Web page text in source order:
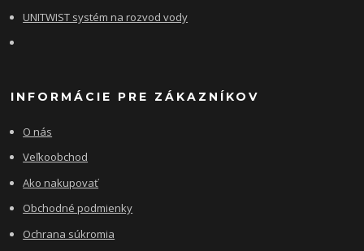
UNITWIST systém na rozvod vody
INFORMÁCIE PRE ZÁKAZNÍKOV
O nás
Veľkoobchod
Ako nakupovať
Obchodné podmienky
Ochrana súkromia